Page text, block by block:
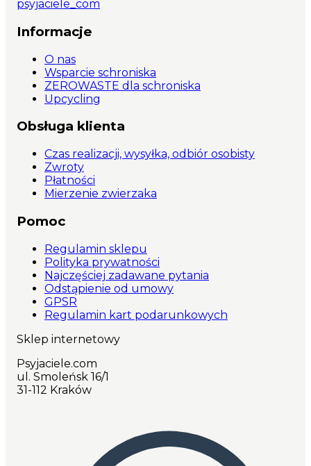
psyjaciele_com
Informacje
O nas
Wsparcie schroniska
ZEROWASTE dla schroniska
Upcycling
Obsługa klienta
Czas realizacji, wysyłka, odbiór osobisty
Zwroty
Płatności
Mierzenie zwierzaka
Pomoc
Regulamin sklepu
Polityka prywatności
Najczęściej zadawane pytania
Odstąpienie od umowy
GPSR
Regulamin kart podarunkowych
Sklep internetowy
Psyjaciele.com
ul. Smoleńsk 16/1
31-112 Kraków